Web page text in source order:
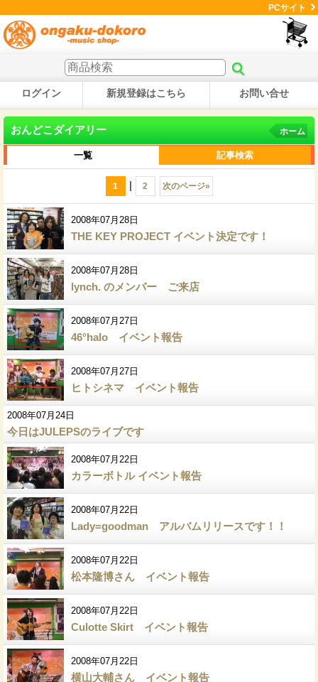
PCサイト
ログイン 新規登録はこちら お問い合せ
おんどこダイアリー ホーム
一覧 記事検索
1 | 2 次のページ»
2008年07月28日
THE KEY PROJECT イベント決定です！
2008年07月28日
lynch. のメンバー ご来店
2008年07月27日
46°halo イベント報告
2008年07月27日
ヒトシネマ イベント報告
2008年07月24日
今日はJULEPSのライブです
2008年07月22日
カラーボトル イベント報告
2008年07月22日
Lady=goodman アルバムリリースです！！
2008年07月22日
松本隆博さん イベント報告
2008年07月22日
Culotte Skirt イベント報告
2008年07月22日
横山大輔さん イベント報告